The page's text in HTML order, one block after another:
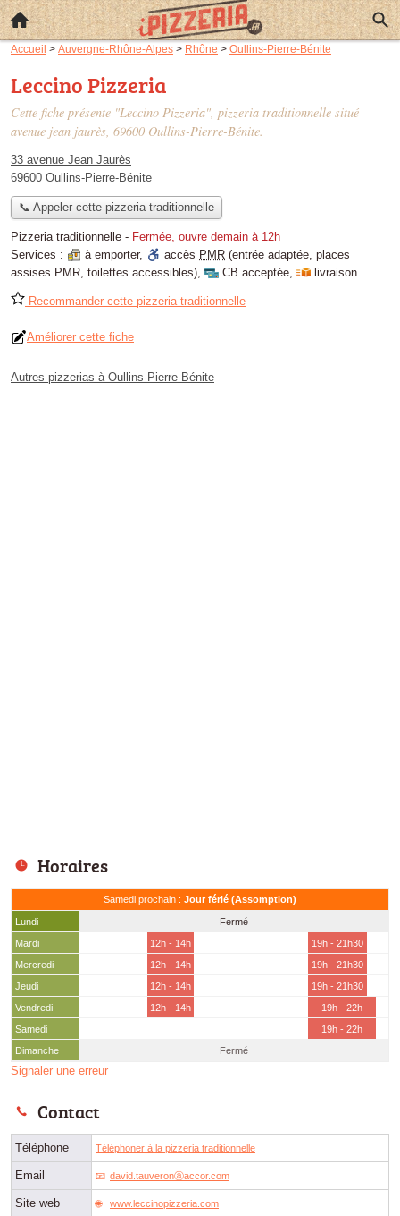
Accueil > Auvergne-Rhône-Alpes > Rhône > Oullins-Pierre-Bénite
Leccino Pizzeria
Cette fiche présente "Leccino Pizzeria", pizzeria traditionnelle situé
avenue jean jaurès, 69600 Oullins-Pierre-Bénite.
33 avenue Jean Jaurès
69600 Oullins-Pierre-Bénite
📞 Appeler cette pizzeria traditionnelle
Pizzeria traditionnelle - Fermée, ouvre demain à 12h
Services :
à emporter, accès PMR (entrée adaptée, places
assises PMR, toilettes accessibles), CB acceptée, livraison
Recommander cette pizzeria traditionnelle
Améliorer cette fiche
Autres pizzerias à Oullins-Pierre-Bénite
Horaires
Samedi prochain : Jour férié (Assomption)
Lundi
Fermé
Mardi
12h - 14h
19h - 21h30
Mercredi
12h - 14h
19h - 21h30
Jeudi
12h - 14h
19h - 21h30
Vendredi
12h - 14h
19h - 22h
Samedi
19h - 22h
Dimanche
Fermé
Signaler une erreur
Contact
Téléphone Téléphoner à la pizzeria traditionnelle
Email david.tauveronⓐaccor.com
Site web www.leccinopizzeria.com